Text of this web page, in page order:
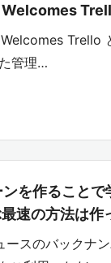
Welcomes
Trello
管理…
を作ることで
速の方法は作
スのバックナ